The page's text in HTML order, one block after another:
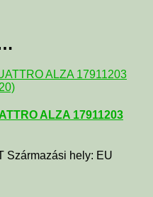
ALZA 17911203
Származási hely: EU